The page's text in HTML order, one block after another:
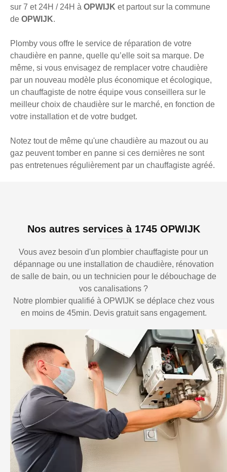
sur 7 et 24H / 24H à OPWIJK et partout sur la commune
de OPWIJK.
Plomby vous offre le service de réparation de votre
chaudière en panne, quelle qu’elle soit sa marque. De
même, si vous envisagez de remplacer votre chaudière
par un nouveau modèle plus économique et écologique,
un chauffagiste de notre équipe vous conseillera sur le
meilleur choix de chaudière sur le marché, en fonction de
votre installation et de votre budget.
Notez tout de même qu'une chaudière au mazout ou au
gaz peuvent tomber en panne si ces dernières ne sont
pas entretenues régulièrement par un chauffagiste agréé.
Nos autres services à 1745 OPWIJK
Vous avez besoin d'un plombier chauffagiste pour un
dépannage ou une installation de chaudière, rénovation
de salle de bain, ou un technicien pour le débouchage de
vos canalisations ?
Notre plombier qualifié à OPWIJK se déplace chez vous
en moins de 45min. Devis gratuit sans engagement.